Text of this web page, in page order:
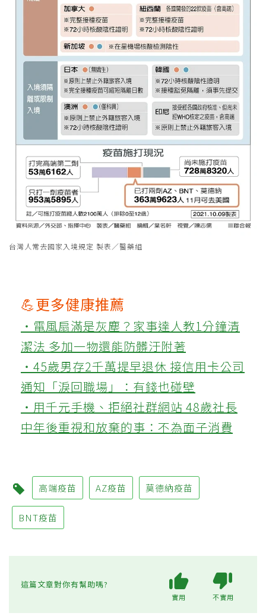
台灣人常去國家入境規定 製表／醫藥組
💪更多健康推薦
‧電風扇滿是灰塵？家事達人教1分鐘清
潔法 多加一物還能防髒汙附著
‧45歲男存2千萬提早退休 接信用卡公司
通知「淚回職場」：有錢也碰壁
‧用千元手機、拒絕社群網站 48歲社長
中年後重視和放棄的事：不為面子消費
高端疫苗 AZ疫苗 莫德納疫苗
BNT疫苗
這篇文章對你有幫助嗎?
實用 不實用